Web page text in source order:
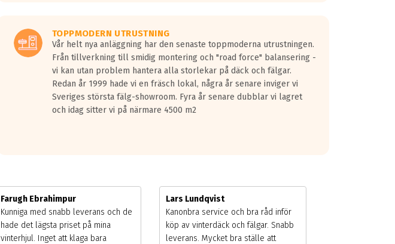
TOPPMODERN UTRUSTNING
Vår helt nya anläggning har den senaste toppmoderna utrustningen.
Från tillverkning till smidig montering och "road force" balansering -
vi kan utan problem hantera alla storlekar på däck och fälgar.
Redan år 1999 hade vi en fräsch lokal, några år senare inviger vi
Sveriges största fälg-showroom. Fyra år senare dubblar vi lagret
och idag sitter vi på närmare 4500 m2
Farugh Ebrahimpur
Kunniga med snabb leverans och de
hade det lägsta priset på mina
vinterhjul. Inget att klaga bara
Lars Lundqvist
Kanonbra service och bra råd inför
köp av vinterdäck och fälgar. Snabb
leverans. Mycket bra ställe att